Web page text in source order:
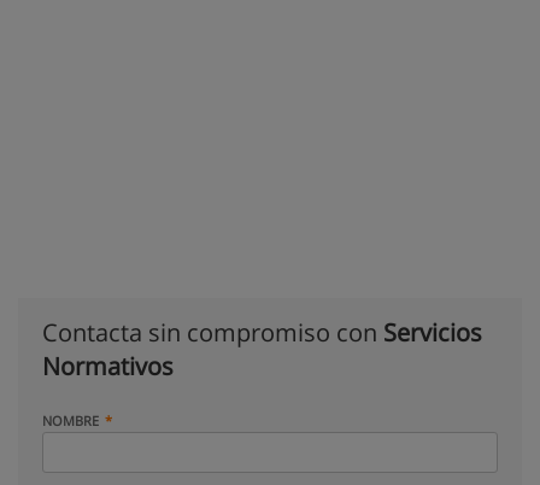
Contacta sin compromiso con Servicios
Normativos
NOMBRE